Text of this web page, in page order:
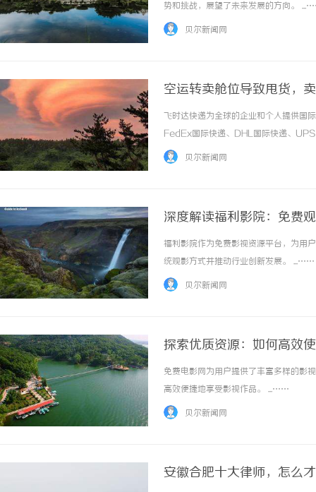
势和挑战，展望了未来发展的方向。
贝尔新闻网
空运转卖舱位导致甩货，
查价格_上飞时达快递官网
飞时达快递为全球的企业和个人提供国
FedEx国际快递、DHL国际快递、
务。空运转卖舱位(货代倒卖航司/他人
贝尔新闻网
深度解读福利影院：免费
福利影院作为免费影视资源平台，为用
统观影方式并推动行业创新发展。 ...……
贝尔新闻网
探索优质资源：如何高效
免费电影网为用户提供了丰富多样的影
高效便捷地享受影视作品。 ...……
贝尔新闻网
安徽合肥十大律师，怎么